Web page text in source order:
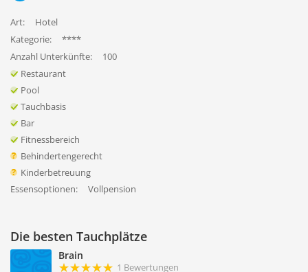
Art:
Hotel
Kategorie:
****
Anzahl Unterkünfte:
100
Restaurant
Pool
Tauchbasis
Bar
Fitnessbereich
Behindertengerecht
Kinderbetreuung
Essensoptionen:
Vollpension
Die besten Tauchplätze
Brain
1 Bewertungen